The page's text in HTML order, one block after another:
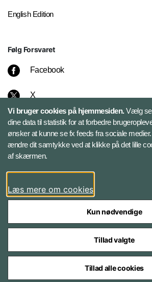
English Edition
Følg Forsvaret
Facebook
X
Instagram
Bluesky
LinkedIn
Styrelser og myndigheder under
Vi bruger cookies på hjemmesiden.Vælg
dine data til statistik for at forbedre
ønsker at kunne se fx feeds fra sociale
ændre dit samtykke ved at klikke på det lille
af skærmen.
Læs mere om cookies
Kun nødvendige
Tillad valgte
Tillad alle cookies